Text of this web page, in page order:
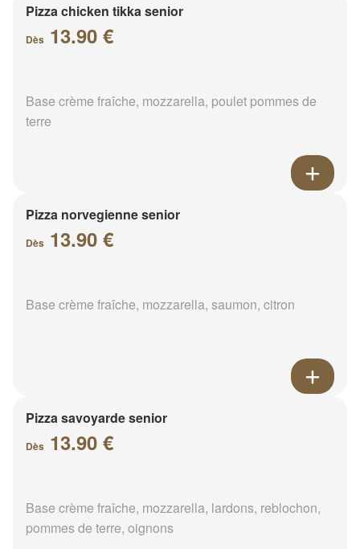
Pizza chicken tikka senior
Dès 13.90 €
Base crème fraîche, mozzarella, poulet pommes de
terre
Pizza norvegienne senior
Dès 13.90 €
Base crème fraîche, mozzarella, saumon, citron
Pizza savoyarde senior
Dès 13.90 €
Base crème fraîche, mozzarella, lardons, reblochon,
pommes de terre, oignons